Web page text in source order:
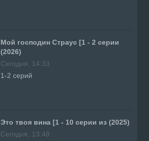
Мой господин Страус [1 - 2 серии
(2026)
Сегодня, 14:33
1-2 серий
Это твоя вина [1 - 10 серии из (2025)
Сегодня, 13:48